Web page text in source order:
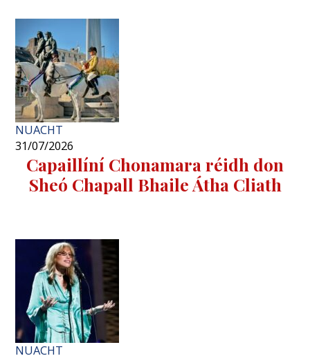
NUACHT
31/07/2026
Capaillíní Chonamara réidh don
Sheó Chapall Bhaile Átha Cliath
NUACHT